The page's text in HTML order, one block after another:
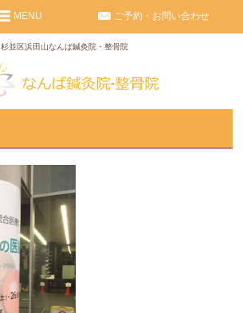
杉並区浜田山なんば鍼灸院・整骨院
ご予約・お問い合わせ
MENU